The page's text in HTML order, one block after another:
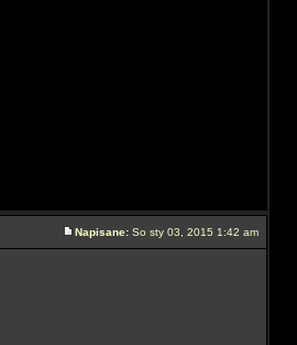
Napisane: So sty 03, 2015 1:42 am